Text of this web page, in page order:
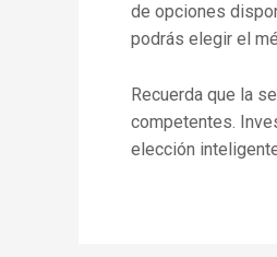
de opciones
podrás elegir el
Recuerda que la
competentes.
elección